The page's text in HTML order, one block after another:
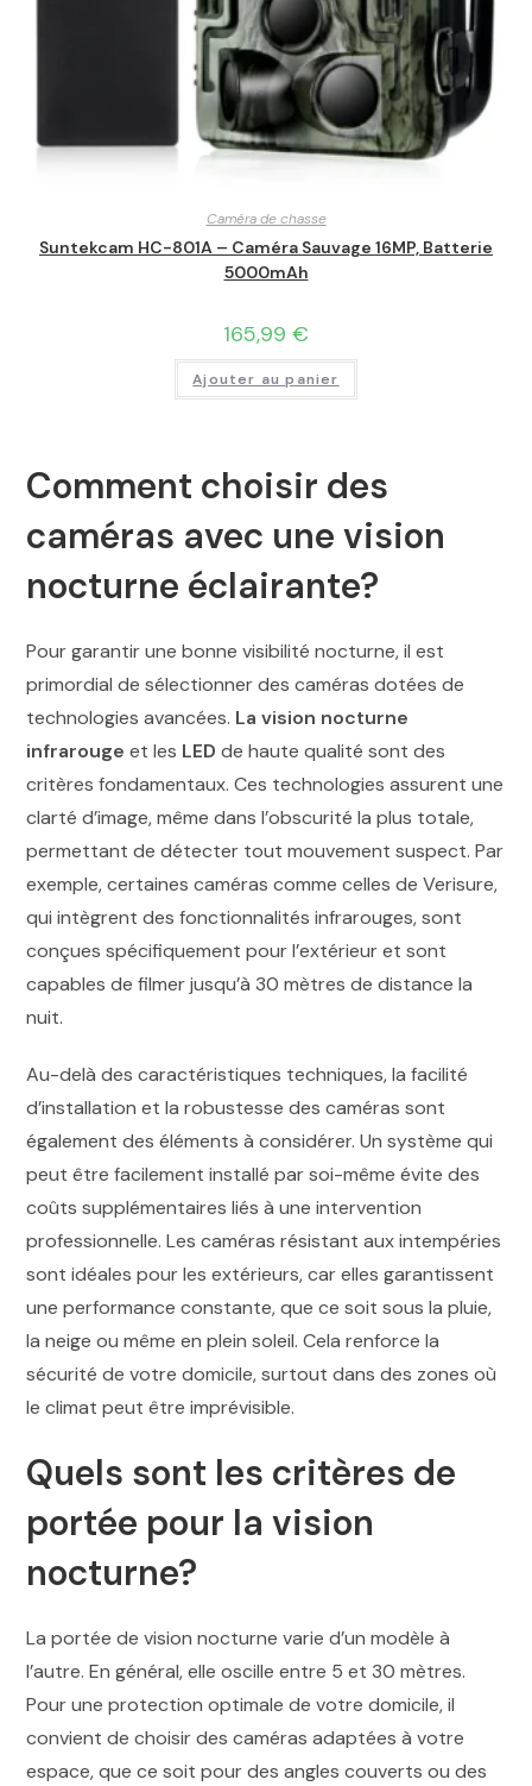
Caméra de chasse
Suntekcam HC-801A – Caméra Sauvage 16MP, Batterie
5000mAh
165,99 €
Ajouter au panier
Comment choisir des
caméras avec une vision
nocturne éclairante?
Pour garantir une bonne visibilité nocturne, il est
primordial de sélectionner des caméras dotées de
technologies avancées. La vision nocturne
infrarouge et les LED de haute qualité sont des
critères fondamentaux. Ces technologies assurent une
clarté d’image, même dans l’obscurité la plus totale,
permettant de détecter tout mouvement suspect. Par
exemple, certaines caméras comme celles de Verisure,
qui intègrent des fonctionnalités infrarouges, sont
conçues spécifiquement pour l’extérieur et sont
capables de filmer jusqu’à 30 mètres de distance la
nuit.
Au-delà des caractéristiques techniques, la facilité
d’installation et la robustesse des caméras sont
également des éléments à considérer. Un système qui
peut être facilement installé par soi-même évite des
coûts supplémentaires liés à une intervention
professionnelle. Les caméras résistant aux intempéries
sont idéales pour les extérieurs, car elles garantissent
une performance constante, que ce soit sous la pluie,
la neige ou même en plein soleil. Cela renforce la
sécurité de votre domicile, surtout dans des zones où
le climat peut être imprévisible.
Quels sont les critères de
portée pour la vision
nocturne?
La portée de vision nocturne varie d’un modèle à
l’autre. En général, elle oscille entre 5 et 30 mètres.
Pour une protection optimale de votre domicile, il
convient de choisir des caméras adaptées à votre
espace, que ce soit pour des angles couverts ou des